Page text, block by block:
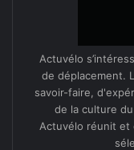
Actuvélo
de déplacement.
savoir-faire,
de la culture
Actuvélo réunit et